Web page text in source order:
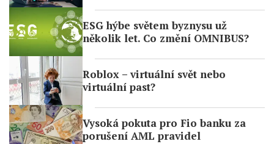
ESG hýbe světem byznysu už
několik let. Co změní OMNIBUS?
Roblox – virtuální svět nebo
virtuální past?
Vysoká pokuta pro Fio banku za
porušení AML pravidel